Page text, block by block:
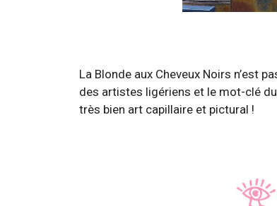
La Blonde aux Cheveux Noirs n’est
des artistes ligériens et le mot-clé
très bien art capillaire et pictural !